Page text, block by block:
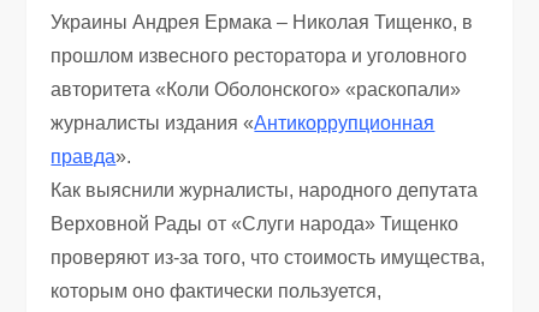
Украины Андрея Ермака – Николая Тищенко, в
прошлом извесного ресторатора и уголовного
авторитета «Коли Оболонского» «раскопали»
журналисты издания «Антикоррупционная
правда».
Как выяснили журналисты, народного депутата
Верховной Рады от «Слуги народа» Тищенко
проверяют из-за того, что стоимость имущества,
которым оно фактически пользуется,